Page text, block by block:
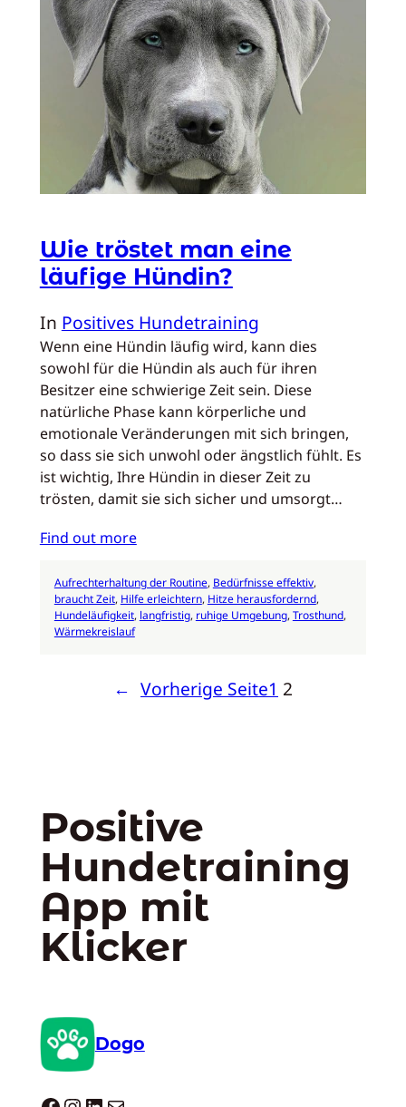
Wie tröstet man eine
läufige Hündin?
In Positives Hundetraining
Wenn eine Hündin läufig wird, kann dies
sowohl für die Hündin als auch für ihren
Besitzer eine schwierige Zeit sein. Diese
natürliche Phase kann körperliche und
emotionale Veränderungen mit sich bringen,
so dass sie sich unwohl oder ängstlich fühlt. Es
ist wichtig, Ihre Hündin in dieser Zeit zu
trösten, damit sie sich sicher und umsorgt…
Find out more
Aufrechterhaltung der Routine, Bedürfnisse effektiv
braucht Zeit, Hilfe erleichtern, Hitze herausfordernd
Hundeläufigkeit, langfristig, ruhige Umgebung, Trosthund
Wärmekreislauf
← Vorherige Seite1 2
Positive
Hundetraining
App mit
Klicker
Dogo